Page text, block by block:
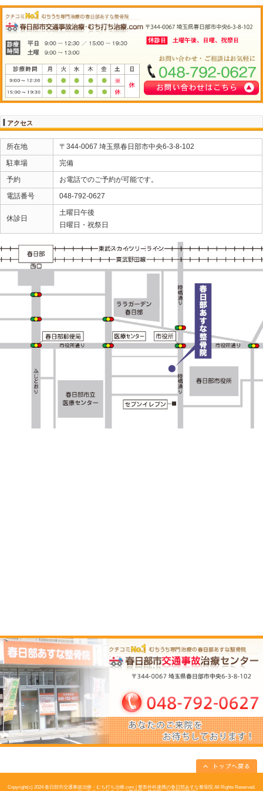
能性があります。
また人身事故を起こし負傷者を救護しなかった場合は
円以下
の罰金になる可能性があります。
〇治療費などの請求ができなくなる
自賠責保険や任意保険の請求に必要な「交通事故証明書
療費や休
業損害費などの請求ができなくなる可能性があります。
以上のことから事故が発生した際は、必ず警察に連絡を
交通事故発生直後にどうしても連絡ができないときは、
出てください。
事故発生から期間が空いてしまうと、事故の痕跡がなく
果関係を証明することが難しくなる可能性があります。
以上「交通事故発生時の警察への届け出」について簡単
交通事故治療でわからないことがありましたら、 当院ま
病院、整形外科を探されている方や転院をお考えの方は
当院春日部あすな整骨院では、提携している整形外科(
春日部市で交通事故治療なら、春日部あすな整骨院へお
万が一に備
交通事故のケガ、痛みがまだ残って
いるのに治療が終了？！残った症状は
アクセス
所在地
〒344-0067 埼玉県春日部市中央6-3-
駐車場
完備
予約
お電話でのご予約が可能です。
土曜日午後